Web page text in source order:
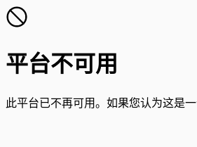
平台不可用
此平台已不再可用。如果您认为这是